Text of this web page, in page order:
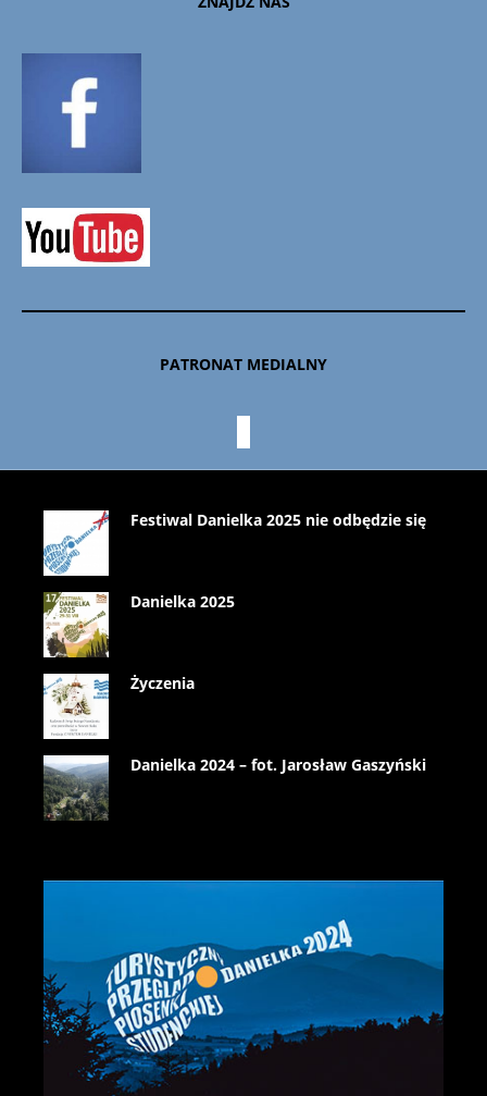
PATRONAT MEDIALNY
Festiwal Danielka 2025 nie odbędzie się
Danielka 2025
Życzenia
Danielka 2024 – fot. Jarosław Gaszyński